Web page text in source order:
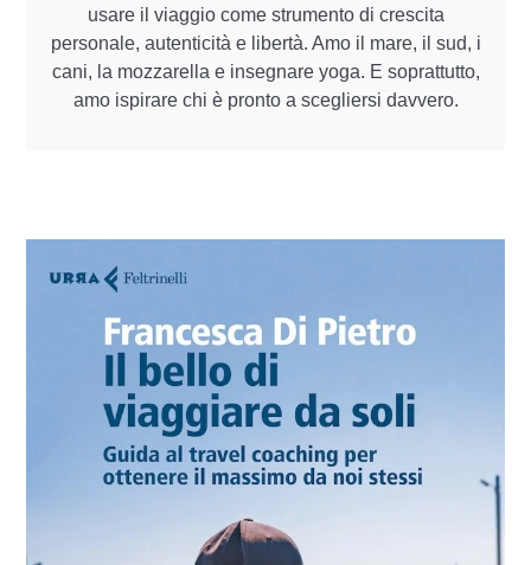
usare il viaggio come strumento di crescita
personale, autenticità e libertà. Amo il mare, il sud, i
cani, la mozzarella e insegnare yoga. E soprattutto,
amo ispirare chi è pronto a scegliersi davvero.